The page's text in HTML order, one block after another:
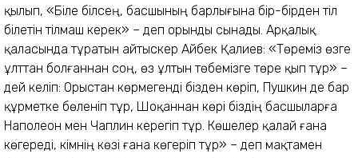
қылып, «Біле білсең, басшының барлығына бір-бірден тіл
білетін тілмаш керек» – деп орынды сынады. Арқалық
қаласында тұратын айтыскер Айбек Қалиев: «Төреміз өзге
ұлттан болғаннан соң, өз ұлтын төбемізге төре қып тұр» –
дей келіп: Орыстан көрмегенді бізден көріп, Пушкин де бар
құрметке бөленіп тұр, Шоқаннан көрі біздің басшыларға
Наполеон мен Чаплин керегіп тұр. Көшелер қалай ғана
көгереді, Әкімнің көзі ғана көгеріп тұр» – деп мақтамен